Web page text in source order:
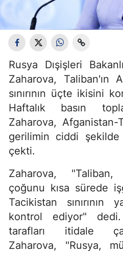
Rusya Dışişleri
Zaharova, Taliban'ın
sınırının üçte ikisini
Haftalık basın
Zaharova, Afganistan-
gerilimin ciddi şekilde
çekti.
Zaharova, "Taliban,
çoğunu kısa sürede
Tacikistan sınırının
kontrol ediyor"
tarafları itidale
Zaharova, "Rusya,